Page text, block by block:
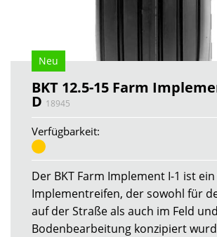
Neu
BKT 12.5-15 Farm
D 18945
Verfügbarkeit:
Der BKT Farm Implement I-1 ist
Implementreifen, der sowohl für
auf der Straße als auch im Feld
Bodenbearbeitung konzipiert